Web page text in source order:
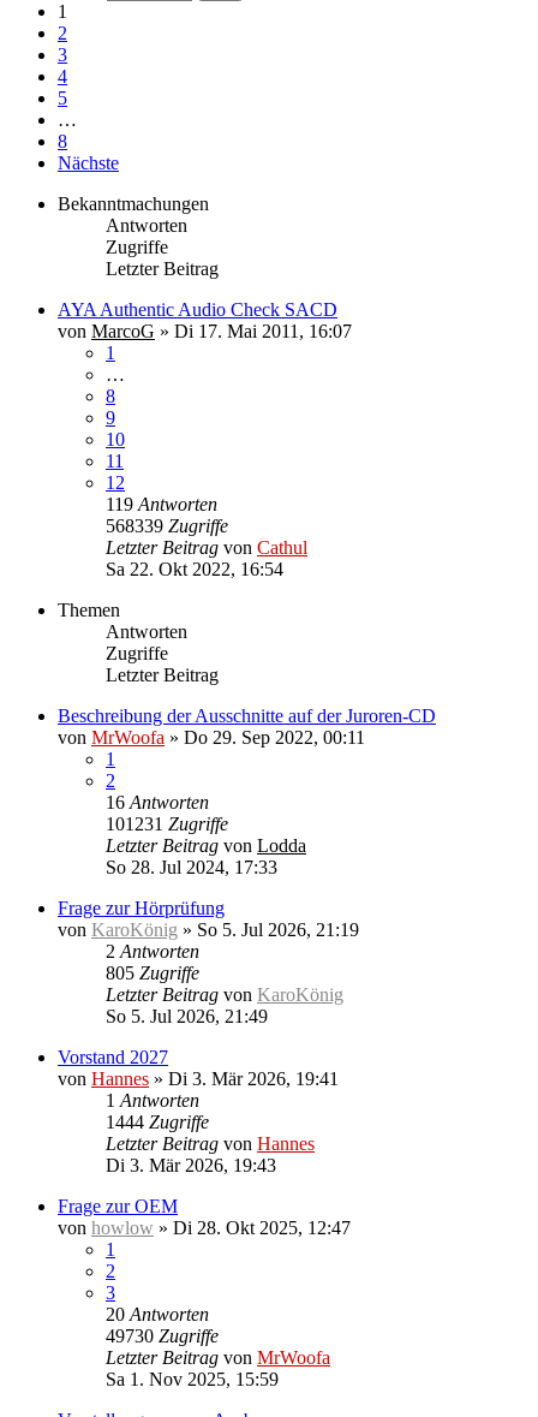
1
2
3
4
5
…
8
Nächste
Bekanntmachungen
Antworten
Zugriffe
Letzter Beitrag
AYA Authentic Audio Check SACD
von MarcoG » Di 17. Mai 2011, 16:07
1
…
8
9
10
11
12
119 Antworten
568339 Zugriffe
Letzter Beitrag von Cathul
Sa 22. Okt 2022, 16:54
Themen
Antworten
Zugriffe
Letzter Beitrag
Beschreibung der Ausschnitte auf der Juroren-CD
von MrWoofa » Do 29. Sep 2022, 00:11
1
2
16 Antworten
101231 Zugriffe
Letzter Beitrag von Lodda
So 28. Jul 2024, 17:33
Frage zur Hörprüfung
von KaroKönig » So 5. Jul 2026, 21:19
2 Antworten
805 Zugriffe
Letzter Beitrag von KaroKönig
So 5. Jul 2026, 21:49
Vorstand 2027
von Hannes » Di 3. Mär 2026, 19:41
1 Antworten
1444 Zugriffe
Letzter Beitrag von Hannes
Di 3. Mär 2026, 19:43
Frage zur OEM
von howlow » Di 28. Okt 2025, 12:47
1
2
3
20 Antworten
49730 Zugriffe
Letzter Beitrag von MrWoofa
Sa 1. Nov 2025, 15:59